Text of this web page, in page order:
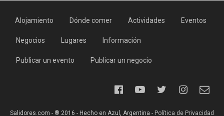
Alojamiento Dónde comer Actividades Eventos
Negocios Lugares Información
Publicar un evento Publicar un negocio
Salidores.com - ® 2016 - Hecho en Azul, Argentina - Política de Privacidad